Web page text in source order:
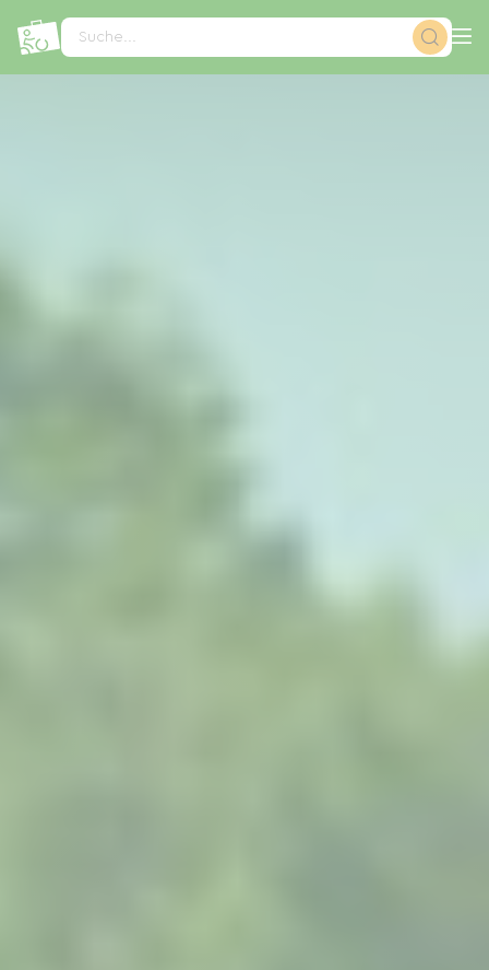
Suche...
Cookie-Einstellungen